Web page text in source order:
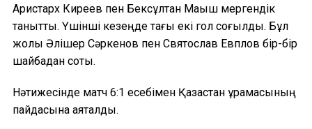
Аристарх Киреев пен Бексұлтан Мақыш мергендік
танытты. Үшінші кезеңде тағы екі гол соғылды. Бұл
жолы Әлішер Сәркенов пен Святослав Евплов бір-бір
шайбадан соқты.
Нәтижесінде матч 6:1 есебімен Қазақстан құрамасының
пайдасына аяқталды.